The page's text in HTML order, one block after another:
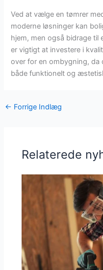
Ved at vælge en tømrer
moderne løsninger kan
hjem, men også bidrage
er vigtigt at investere i
over for en ombygning, da
både funktionelt og
← Forrige Indlæg
Relaterede